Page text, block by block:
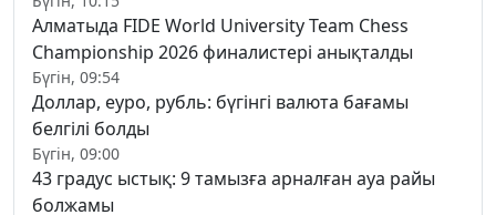
Алматыда FIDE World University Team Chess
Championship 2026 финалистері анықталды
Бүгін, 09:54
Доллар, еуро, рубль: бүгінгі валюта бағамы
белгілі болды
Бүгін, 09:00
43 градус ыстық: 9 тамызға арналған ауа райы
болжамы